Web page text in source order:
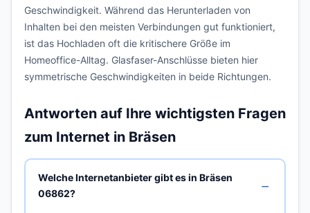
Geschwindigkeit. Während das Herunterladen von
Inhalten bei den meisten Verbindungen gut funktioniert,
ist das Hochladen oft die kritischere Größe im
Homeoffice-Alltag. Glasfaser-Anschlüsse bieten hier
symmetrische Geschwindigkeiten in beide Richtungen.
Antworten auf Ihre wichtigsten Fragen
zum Internet in Bräsen
Welche Internetanbieter gibt es in Bräsen
06862?